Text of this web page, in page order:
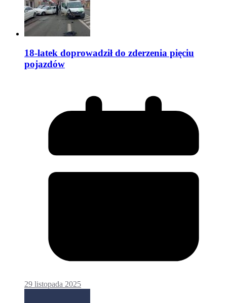
18-latek doprowadził do zderzenia pięciu
pojazdów
29 listopada 2025